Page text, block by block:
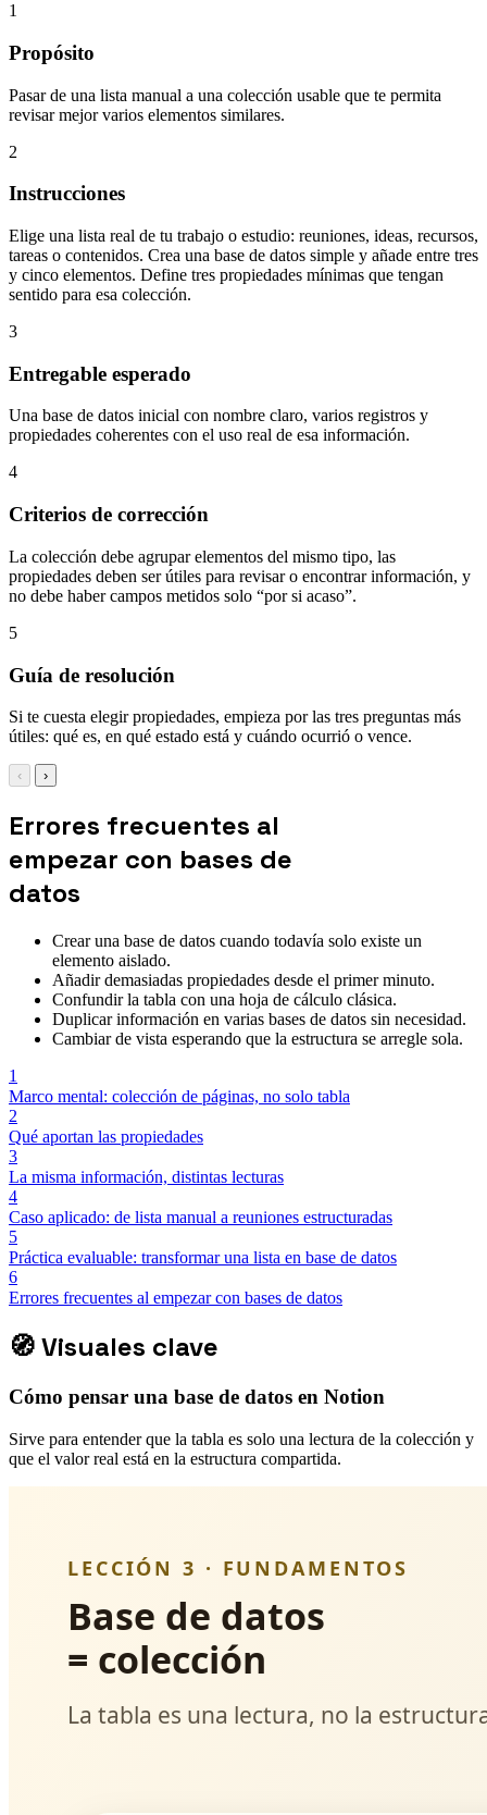
1
Propósito
Pasar de una lista manual a una colección usable que te permita
revisar mejor varios elementos similares.
2
Instrucciones
Elige una lista real de tu trabajo o estudio: reuniones, ideas, recursos,
tareas o contenidos. Crea una base de datos simple y añade entre tres
y cinco elementos. Define tres propiedades mínimas que tengan
sentido para esa colección.
3
Entregable esperado
Una base de datos inicial con nombre claro, varios registros y
propiedades coherentes con el uso real de esa información.
4
Criterios de corrección
La colección debe agrupar elementos del mismo tipo, las
propiedades deben ser útiles para revisar o encontrar información, y
no debe haber campos metidos solo “por si acaso”.
5
Guía de resolución
Si te cuesta elegir propiedades, empieza por las tres preguntas más
útiles: qué es, en qué estado está y cuándo ocurrió o vence.
‹ ›
Errores frecuentes al
empezar con bases de
datos
Crear una base de datos cuando todavía solo existe un
elemento aislado.
Añadir demasiadas propiedades desde el primer minuto.
Confundir la tabla con una hoja de cálculo clásica.
Duplicar información en varias bases de datos sin necesidad.
Cambiar de vista esperando que la estructura se arregle sola.
1
Marco mental: colección de páginas, no solo tabla
2
Qué aportan las propiedades
3
La misma información, distintas lecturas
4
Caso aplicado: de lista manual a reuniones estructuradas
5
Práctica evaluable: transformar una lista en base de datos
6
Errores frecuentes al empezar con bases de datos
🧭Visuales clave
Cómo pensar una base de datos en Notion
Sirve para entender que la tabla es solo una lectura de la colección y
que el valor real está en la estructura compartida.